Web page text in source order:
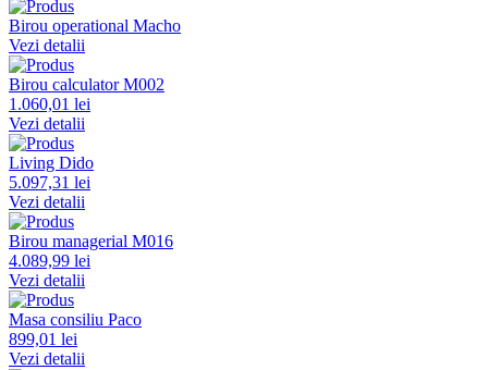
Birou operational Macho
Vezi detalii
Birou calculator M002
1.060,01 lei
Vezi detalii
Living Dido
5.097,31 lei
Vezi detalii
Birou managerial M016
4.089,99 lei
Vezi detalii
Masa consiliu Paco
899,01 lei
Vezi detalii